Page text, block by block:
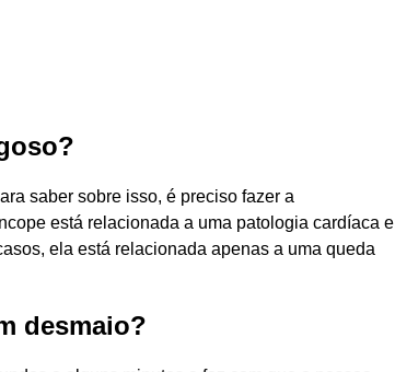
saber sobre isso, é preciso fazer a
está relacionada a uma patologia cardíaca e
ela está relacionada apenas a uma queda
desmaio?